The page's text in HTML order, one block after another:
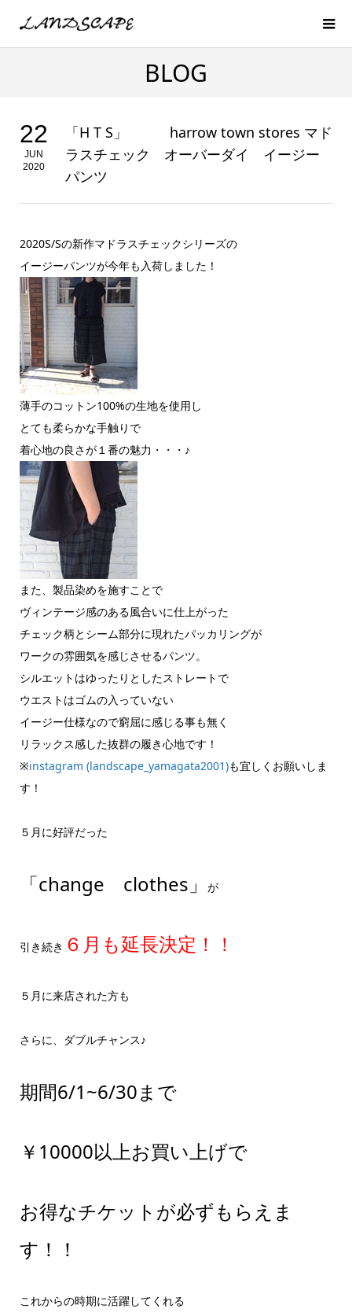
BLOG
22
JUN
2020
「H T S」 harrow town stores マド
ラスチェック オーバーダイ イージー
パンツ
2020S/Sの新作マドラスチェックシリーズの
イージーパンツが今年も入荷しました！
薄手のコットン100%の生地を使用し
とても柔らかな手触りで
着心地の良さが１番の魅力・・・♪
また、製品染めを施すことで
ヴィンテージ感のある風合いに仕上がった
チェック柄とシーム部分に現れたパッカリングが
ワークの雰囲気を感じさせるパンツ。
シルエットはゆったりとしたストレートで
ウエストはゴムの入っていない
イージー仕様なので窮屈に感じる事も無く
リラックス感した抜群の履き心地です！
※instagram (landscape_yamagata2001)も宜しくお願いしま
す！
５月に好評だった
「change clothes」 が
引き続き ６月も延長決定！！
５月に来店された方も
さらに、ダブルチャンス♪
期間6/1~6/30まで
￥10000以上お買い上げで
お得なチケットが必ずもらえま
す！！
これからの時期に活躍してくれる